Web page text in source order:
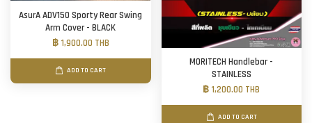
AsurA ADV150 Sporty Rear Swing
Arm Cover - BLACK
฿ 1,900.00 THB
ADD TO CART
MORITECH Handlebar -
STAINLESS
฿ 1,200.00 THB
ADD TO CART